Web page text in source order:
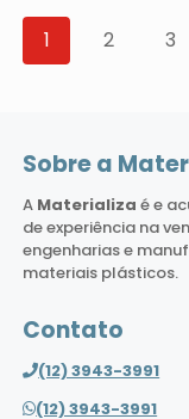
SECAR
Navegação
da
1 2 3
Sobre a
A Materializaé e
de experiência na
engenharias e
materiais plásticos.
Contato
(12) 3943-3991
(12) 3943-3991